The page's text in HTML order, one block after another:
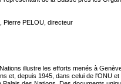
Pierre PELOU, directeur
illustre les efforts menés à
et, depuis 1945, dans celui de l'ONU